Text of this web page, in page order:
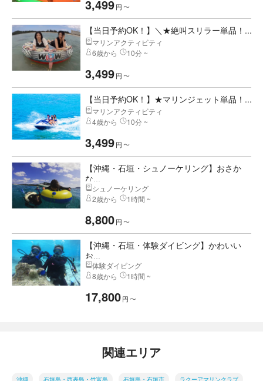
3,499円 〜
【当日予約OK！】＼★絶叫スリラー単品！...
マリンアクティビティ
6歳から
10分 ~
3,499円 〜
【当日予約OK！】★マリンジェット単品！...
マリンアクティビティ
4歳から
10分 ~
3,499円 〜
【沖縄・石垣・シュノーケリング】おさか
な...
シュノーケリング
2歳から
1時間 ~
8,800円 〜
【沖縄・石垣・体験ダイビング】かわいい
お...
体験ダイビング
8歳から
1時間 ~
17,800円 〜
関連エリア
沖縄 石垣島・西表島・竹富島 石垣島・石垣市 ラクーアマリンクラブ